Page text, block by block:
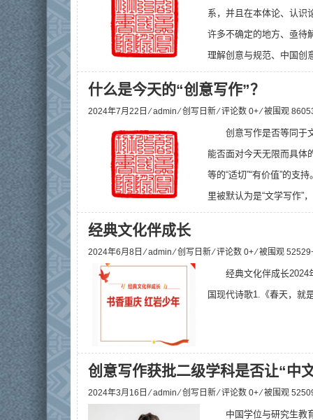
系，并且在本体论、认识
许多不确定的地方、亟待
理解创意与规范、中国创
什么是今天的“创意写作”？
2024年7月22日 ⁄admin⁄创写日新⁄ 评论数 0+ ⁄ 被围观
创意写作是否等同于
能否面对今天无限而具体
等的“适切”“有价值”的支
里被默认为是“文学写作”
经典文化伴成长
2024年6月8日 ⁄admin⁄创写日新⁄ 评论数 0+ ⁄ 被围观 52529
经典文化伴成长2024
国现代诗歌1.《春天，就
创意写作获批二级学科是否让“中
2024年3月16日 ⁄admin⁄创写日新⁄ 评论数 0+ ⁄ 被围观
中国学位与研究生教